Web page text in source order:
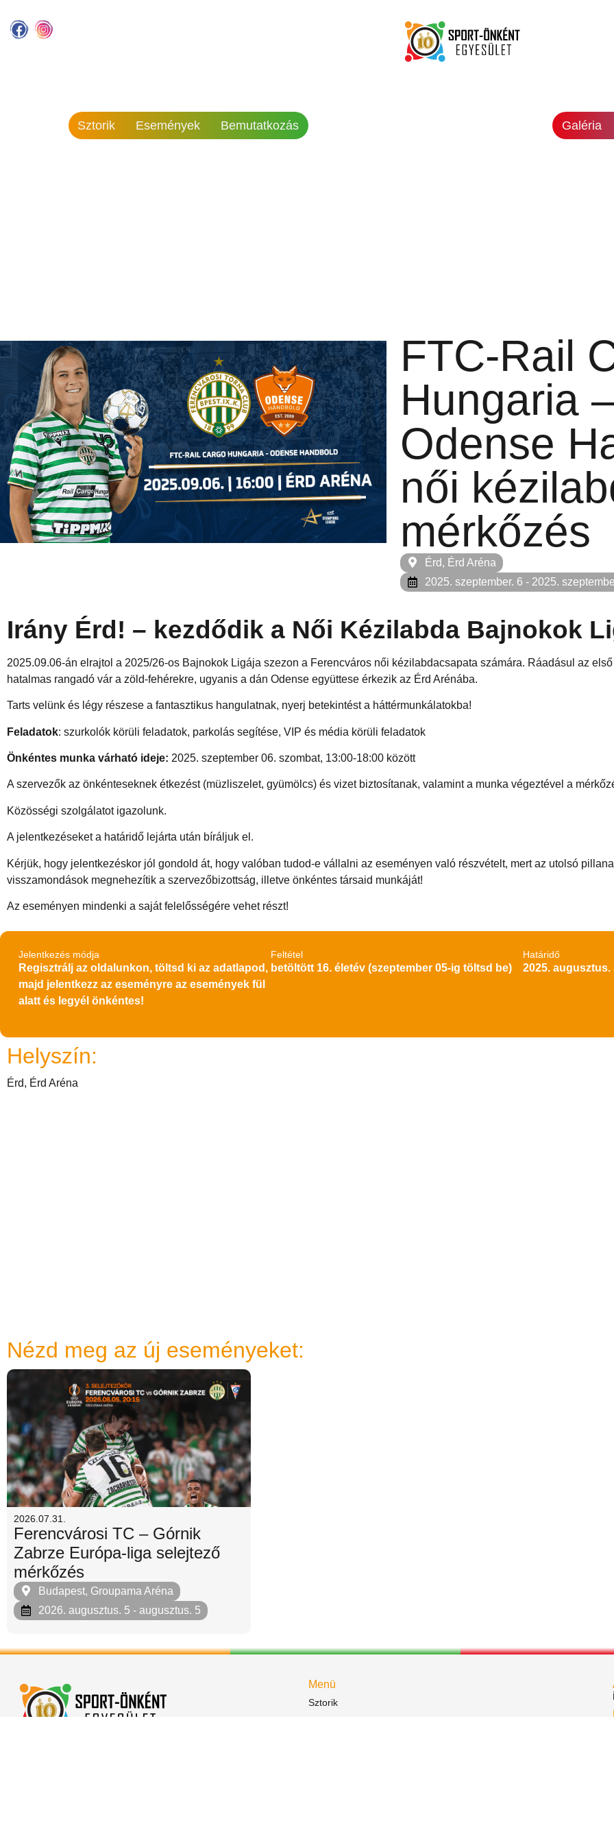
Sztorik Események Bemutatkozás Galéria
FTC-Rail
Hungaria
Odense
női
mérkőzés
Érd, Érd Aréna
2025. szeptember. 6 - 2025.
Irány Érd! – kezdődik a Női Kézilabda Bajnokok
2025.09.06-án elrajtol a 2025/26-os Bajnokok Ligája szezon a Ferencváros női kézilabdacsapata számára. Ráadásul az
hatalmas rangadó vár a zöld-fehérekre, ugyanis a dán Odense együttese érkezik az Érd Arénába.
Tarts velünk és légy részese a fantasztikus hangulatnak, nyerj betekintést a háttérmunkálatokba!
Feladatok: szurkolók körüli feladatok, parkolás segítése, VIP és média körüli feladatok
Önkéntes munka várható ideje: 2025. szeptember 06. szombat, 13:00-18:00 között
A szervezők az önkénteseknek étkezést (müzliszelet, gyümölcs) és vizet biztosítanak, valamint a munka végeztével a
Közösségi szolgálatot igazolunk.
A jelentkezéseket a határidő lejárta után bíráljuk el.
Kérjük, hogy jelentkezéskor jól gondold át, hogy valóban tudod-e vállalni az eseményen való részvételt, mert az utolsó
visszamondások megnehezítik a szervezőbizottság, illetve önkéntes társaid munkáját!
Az eseményen mindenki a saját felelősségére vehet részt!
Jelentkezés módja
Regisztrálj az oldalunkon, töltsd ki az adatlapod,
majd jelentkezz az eseményre az események fül
alatt és legyél önkéntes!
Feltétel
betöltött 16. életév (szeptember 05-ig töltsd be)
Határidő
2025. augusztus.
Helyszín:
Érd, Érd Aréna
Nézd meg az új eseményeket:
2026.07.31.
Ferencvárosi TC – Górnik
Zabrze Európa-liga selejtező
mérkőzés
Budapest, Groupama Aréna
2026. augusztus. 5 - augusztus. 5
Menü
Sztorik